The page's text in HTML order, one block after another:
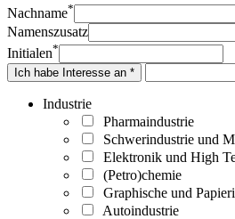
Nachname*
Namenszusatz
Initialen*
Ich habe Interesse an *
Industrie
Pharmaindustrie
Schwerindustrie und
Elektronik und High
(Petro)chemie
Graphische und
Autoindustrie